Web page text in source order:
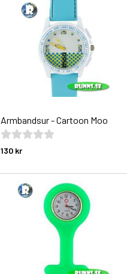
Armbandsur - Cartoon Moo
130 kr